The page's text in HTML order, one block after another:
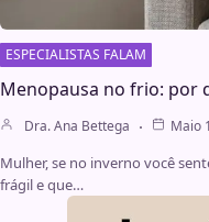
ESPECIALISTAS FALAM
Menopausa no frio: por
Dra. Ana Bettega Maio
Mulher, se no inverno você
frágil e que…